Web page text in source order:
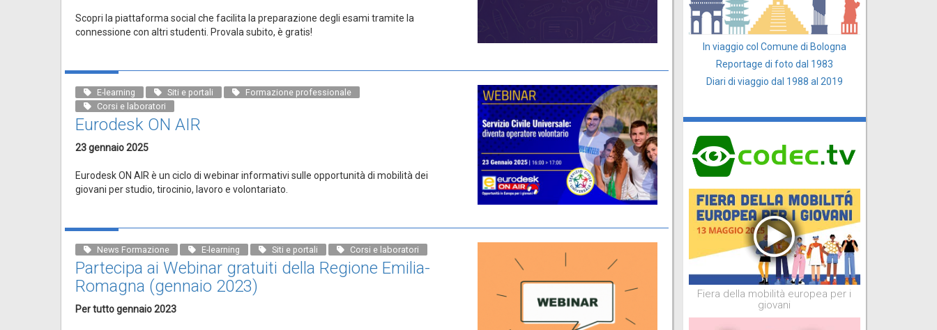
Scopri la piattaforma social che facilita la preparazione degli esami tramite la
connessione con altri studenti. Provala subito, è gratis!
E-learning Siti e portali
Formazione professionale
Corsi e laboratori
Eurodesk ON AIR
23 gennaio 2025
Eurodesk ON AIR è un ciclo di webinar informativi sulle opportunità di mobilità dei
giovani per studio, tirocinio, lavoro e volontariato.
News Formazione E-learning Siti e portali Corsi e laboratori
Partecipa ai Webinar gratuiti della Regione Emilia-
Romagna (gennaio 2023)
Per tutto gennaio 2023
In viaggio col Comune di Bologna
Reportage di foto dal 1983
Diari di viaggio dal 1988 al 2019
Fiera della mobilità europea per i
giovani